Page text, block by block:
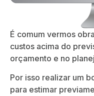
É comum vermos
custos acima do
orçamento e no
Por isso realizar um
para estimar